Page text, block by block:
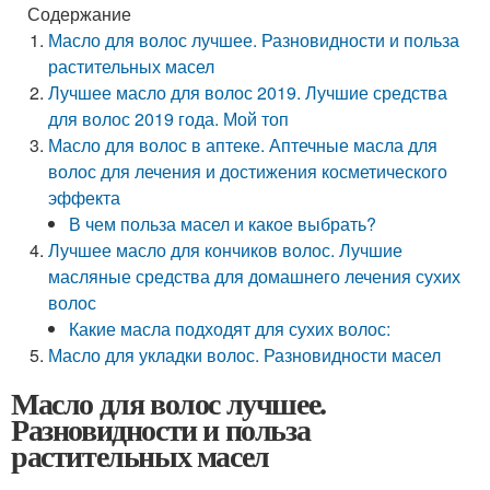
Содержание
Масло для волос лучшее. Разновидности и польза
растительных масел
Лучшее масло для волос 2019. Лучшие средства
для волос 2019 года. Мой топ
Масло для волос в аптеке. Аптечные масла для
волос для лечения и достижения косметического
эффекта
В чем польза масел и какое выбрать?
Лучшее масло для кончиков волос. Лучшие
масляные средства для домашнего лечения сухих
волос
Какие масла подходят для сухих волос:
Масло для укладки волос. Разновидности масел
Масло для волос лучшее.
Разновидности и польза
растительных масел